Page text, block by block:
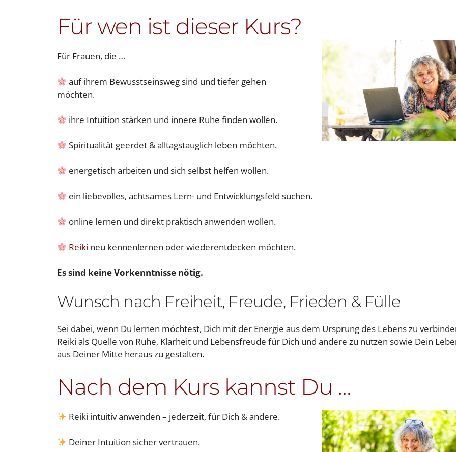
Für wen ist dieser Kurs?
Für Frauen, die …
auf ihrem Bewusstseinsweg sind und tiefer gehen
möchten.
ihre Intuition stärken und innere Ruhe finden wollen.
Spiritualität geerdet & alltagstauglich leben möchten.
energetisch arbeiten und sich selbst helfen wollen.
ein liebevolles, achtsames Lern- und Entwicklungsfeld suchen.
online lernen und direkt praktisch anwenden wollen.
Reiki neu kennenlernen oder wiederentdecken möchten.
Es sind keine Vorkenntnisse nötig.
Wunsch nach Freiheit, Freude, Frieden & Fülle
Sei dabei, wenn Du lernen möchtest, Dich mit der Energie aus dem Ursprung des Lebens zu
Reiki als Quelle von Ruhe, Klarheit und Lebensfreude für Dich und andere zu nutzen sowie Dein
aus Deiner Mitte heraus zu gestalten.
Nach dem Kurs kannst Du …
Reiki intuitiv anwenden – jederzeit, für Dich & andere.
Deiner Intuition sicher vertrauen.